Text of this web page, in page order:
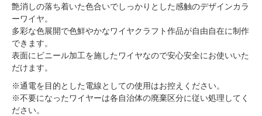
艶消しの落ち着いた色合いでしっかりとした感触のデザインカラ
ーワイヤ。
多彩な色展開で色鮮やかなワイヤクラフト作品が自由自在に制作
できます。
表面にビニール加工を施したワイヤなので安心安全にお使いいた
だけます。
※通電を目的とした電線としての使用はお控えください。
※不要になったワイヤーは各自治体の廃棄区分に従い処理してく
ださい。